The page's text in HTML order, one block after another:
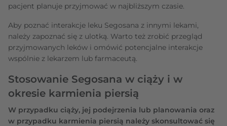
pacjent planuje przyjmować w najbliższym czasie.
Aby poznać interakcje leku Segosana z innymi lekami,
należy zapoznać się z ulotką. Warto też zrobić przegląd
przyjmowanych leków i omówić potencjalne interakcje
wspólnie z lekarzem lub farmaceutą.
Stosowanie Segosana w ciąży i w
okresie karmienia piersią
W przypadku ciąży, jej podejrzenia lub planowania oraz
w przypadku karmienia piersią należy skonsultować się